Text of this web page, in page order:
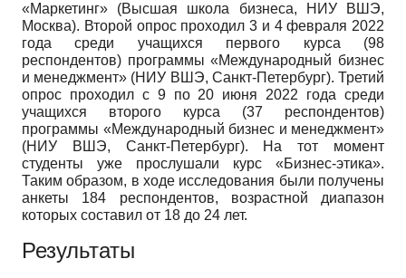
«Маркетинг» (Высшая школа бизнеса, НИУ ВШЭ,
Москва). Второй опрос проходил 3 и 4 февраля 2022
года среди учащихся первого курса (98
респондентов) программы «Международный бизнес
и менеджмент» (НИУ ВШЭ, Санкт-Петербург). Третий
опрос проходил с 9 по 20 июня 2022 года среди
учащихся второго курса (37 респондентов)
программы «Международный бизнес и менеджмент»
(НИУ ВШЭ, Санкт-Петербург). На тот момент
студенты уже прослушали курс «Бизнес-этика».
Таким образом, в ходе исследования были получены
анкеты 184 респондентов, возрастной диапазон
которых составил от 18 до 24 лет.
Результаты